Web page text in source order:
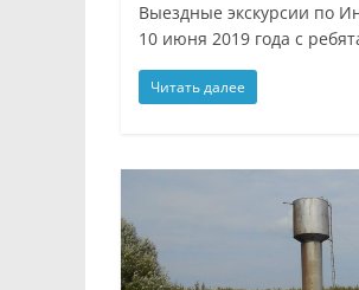
Выездные экскурсии по
10 июня 2019 года с
Читать далее